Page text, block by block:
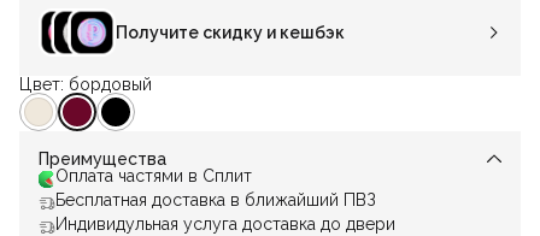
Получите скидку и кешбэк
Цвет: бордовый
Преимущества
Оплата частями в Сплит
Бесплатная доставка в ближайший ПВЗ
Индивидульная услуга доставка до двери